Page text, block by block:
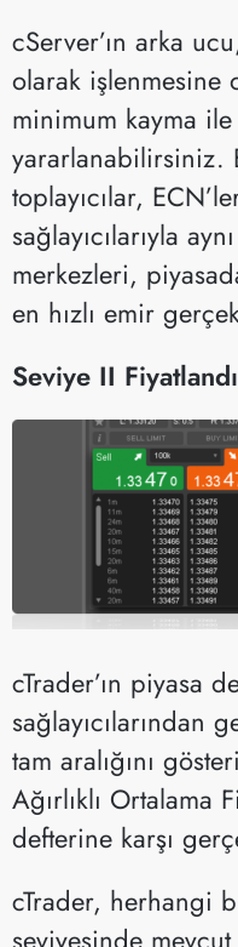
cServer’ın arka
olarak işlenmesine
minimum kayma
yararlanabilirsiniz.
toplayıcılar,
sağlayıcılarıyla
merkezleri,
en hızlı emir
Seviye II
cTrader’ın piyasa
sağlayıcılarından
tam aralığını
Ağırlıklı Ortalama
defterine karşı
cTrader, herhangi
seviyesinde